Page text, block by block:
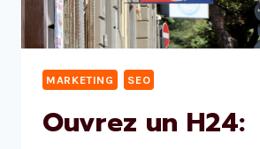
MARKETING SEO
Ouvrez un H24: